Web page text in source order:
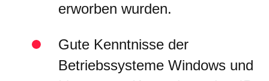
erworben wurden.
Gute Kenntnisse der
Betriebssysteme Windows und